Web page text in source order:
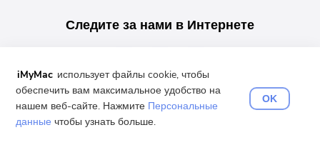
Следите за нами в Интернете
Выберите ваш язык
iMyMac использует файлы cookie, чтобы
обеспечить вам максимальное удобство на
нашем веб-сайте. Нажмите Персональные
данные чтобы узнать больше.
OK